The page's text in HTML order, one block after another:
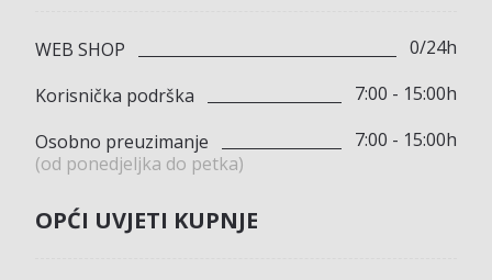
WEB SHOP
0/24h
Korisnička podrška
7:00 - 15:00h
Osobno preuzimanje
(od ponedjeljka do petka)
7:00 - 15:00h
OPĆI UVJETI KUPNJE